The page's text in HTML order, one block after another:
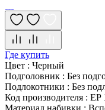
Где купить
Цвет : Черный
Подголовник : Без
Подлокотники : Без
Код производителя : EP
Материал набивки :